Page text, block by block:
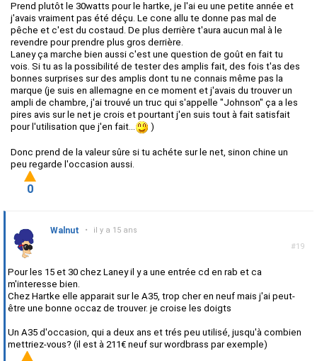
Prend plutôt le 30watts pour le hartke, je l'ai eu une petite année et
j'avais vraiment pas été déçu. Le cone allu te donne pas mal de
pêche et c'est du costaud. De plus derrière t'aura aucun mal à le
revendre pour prendre plus gros derrière.
Laney ça marche bien aussi c'est une question de goût en fait tu
vois. Si tu as la possibilité de tester des amplis fait, des fois t'as des
bonnes surprises sur des amplis dont tu ne connais même pas la
marque (je suis en allemagne en ce moment et j'avais du trouver un
ampli de chambre, j'ai trouvé un truc qui s'appelle "Johnson" ça a les
pires avis sur le net je crois et pourtant j'en suis tout à fait satisfait
pour l'utilisation que j'en fait...
)
Donc prend de la valeur sûre si tu achéte sur le net, sinon chine un
peu regarde l'occasion aussi.
0
#19
Walnut • il y a 15 ans
Pour les 15 et 30 chez Laney il y a une entrée cd en rab et ca
m'interesse bien.
Chez Hartke elle apparait sur le A35, trop cher en neuf mais j'ai peut-
être une bonne occaz de trouver. je croise les doigts
Un A35 d'occasion, qui a deux ans et trés peu utilisé, jusqu'à combien
mettriez-vous? (il est à 211€ neuf sur wordbrass par exemple)